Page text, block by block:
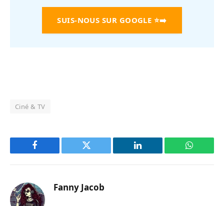
SUIS-NOUS SUR GOOGLE ⭐➡️
Ciné & TV
Facebook Twitter LinkedIn
Fanny Jacob